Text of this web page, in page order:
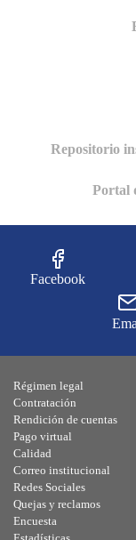
Repositorio
Portal
Facebook
Régimen legal
Contratación
Rendición de cuentas
Pago virtual
Calidad
Correo institucional
Redes Sociales
Quejas y reclamos
Encuesta